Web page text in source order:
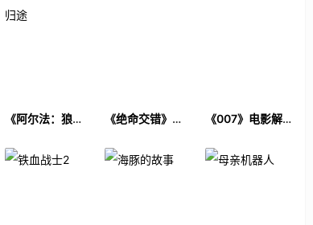
《阿尔法：狼伴
文案
《绝命交错》电
《007》电影解